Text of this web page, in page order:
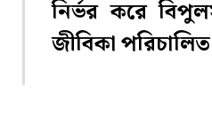
নির্ভর করে
জীবিকা